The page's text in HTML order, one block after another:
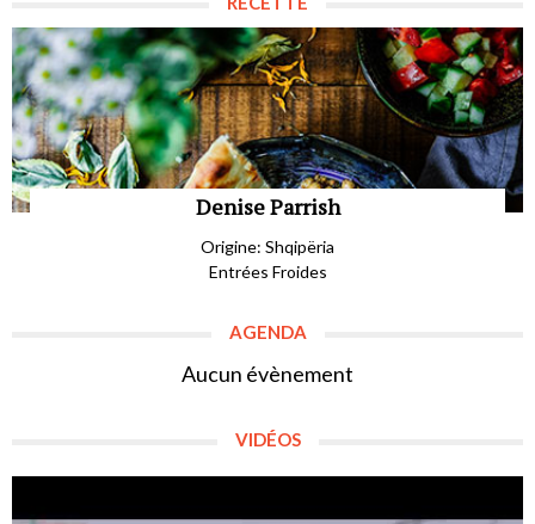
Denise Parrish
Origine: Shqipëria
Entrées Froides
AGENDA
Aucun évènement
VIDÉOS